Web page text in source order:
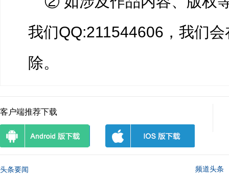
我们QQ:211544606，我们
除。
客户端推荐下载
头条要闻
频道头条